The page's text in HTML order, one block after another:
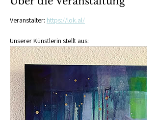
Veranstalter: https://lok.al/
Unserer Künstlerin stellt aus: